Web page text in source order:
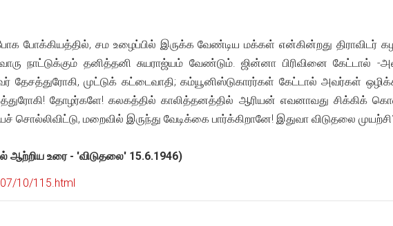
போக்கியத்தில், சம உழைப்பில் இருக்க வேண்டிய மக்கள் என்கின்றது திராவிடர்
நாட்டுக்கும் தனித்தனி சுயராஜ்யம் வேண்டும். ஜின்னா பிரிவினை கேட்டால் -
முட்டுக் கட்டைவாதி; கம்யூனிஸ்டுகாரர்கள் கேட்டால் அவர்கள்
தோழர்களே! கலகத்தில் காலித்தனத்தில் ஆரியன் எவனாவது சிக்கிக்
சொல்லிவிட்டு, மறைவில் இருந்து வேடிக்கை பார்க்கிறானே! இதுவா விடுதலை
உரை - 'விடுதலை' 15.6.1946)
10/115.html